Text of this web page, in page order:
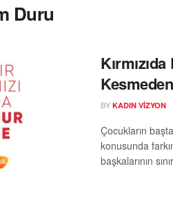
Duru
BY KADIN VIZYON
Çocukların
konusunda
başkalarının